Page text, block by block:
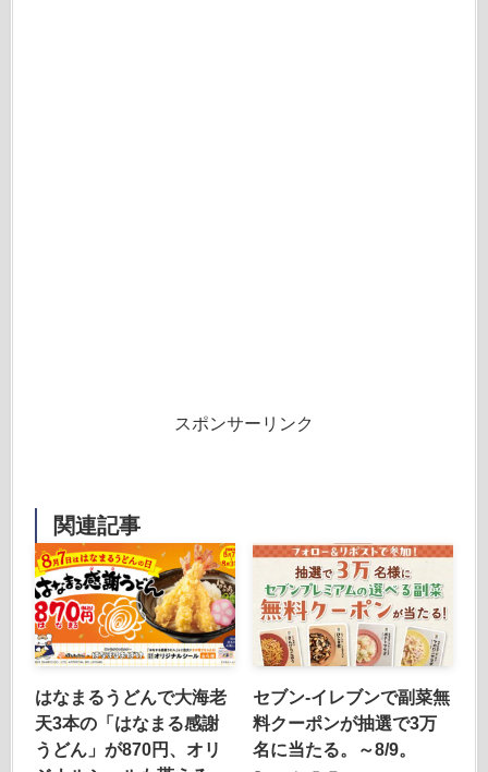
スポンサーリンク
関連記事
はなまるうどんで大海老
天3本の「はなまる感謝
うどん」が870円、オリ
セブン‐イレブンで副菜無
料クーポンが抽選で3万
名に当たる。～8/9。